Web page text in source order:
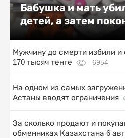
Бабушка и мать
детей, а затем
Мужчину до смерти избили и
170 тысяч тенге
6954
На одном из самых
Астаны вводят ограничения
За сколько продают и
обменниках Казахстана 6